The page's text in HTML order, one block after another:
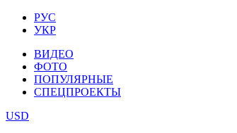
РУС
УКР
ВИДЕО
ФОТО
ПОПУЛЯРНЫЕ
СПЕЦПРОЕКТЫ
USD